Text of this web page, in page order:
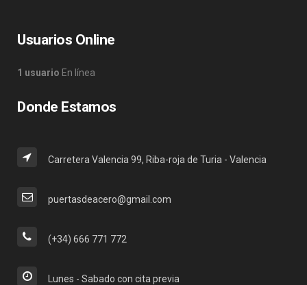
Usuarios Online
1 usuario En línea
Donde Estamos
Carretera Valencia 99, Riba-roja de Turia - Valencia
puertasdeacero@gmail.com
(+34) 666 771 772
Lunes - Sabado con cita previa